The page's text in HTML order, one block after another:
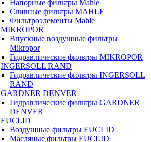
Напорные фильтры Mahle
Сливные фильтры MAHLE
Фильтроэлементы Mahle
MIKROPOR
Впускные воздушные фильтры
Mikropor
Гидравлические фильтры MIKROPOR
INGERSOLL RAND
Гидравлические фильтры INGERSOLL
RAND
GARDNER DENVER
Гидравлические фильтры GARDNER
DENVER
EUCLID
Воздушные фильтры EUCLID
Масляные фильтры EUCLID